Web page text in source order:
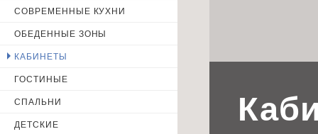
СОВРЕМЕННЫЕ КУХНИ
ОБЕДЕННЫЕ ЗОНЫ
КАБИНЕТЫ
ГОСТИНЫЕ
СПАЛЬНИ
ДЕТСКИЕ
ТЕЛЕФОН